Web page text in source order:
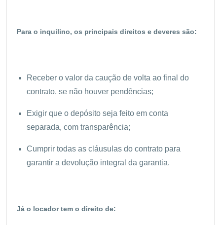
Para o inquilino, os principais direitos e deveres são:
Receber o valor da caução de volta ao final do
contrato, se não houver pendências;
Exigir que o depósito seja feito em conta
separada, com transparência;
Cumprir todas as cláusulas do contrato para
garantir a devolução integral da garantia.
Já o locador tem o direito de: